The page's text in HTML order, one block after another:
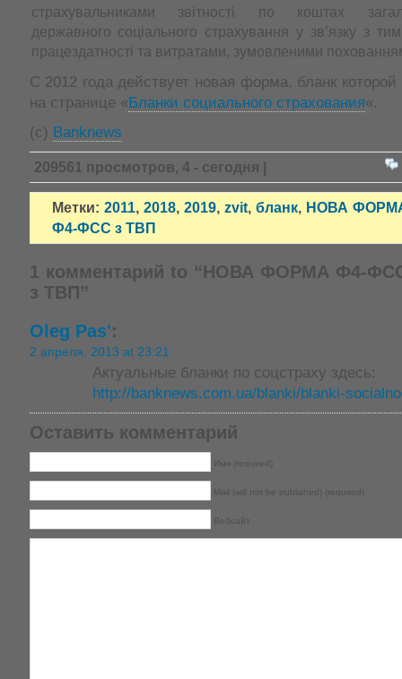
страхувальниками звітності по коштах
державного соціального страхування у зв’язку з
працездатності та витратами, зумовленими
С 2012 года действует новая форма, бланк
на странице «Бланки социального страхования«.
(с) Banknews
209561 просмотров, 4 - сегодня |
Метки: 2011, 2018, 2019, zvit,бланк, НОВА
Ф4-ФСС з ТВП
1 комментарий to “НОВА ФОРМА Ф4-
з ТВП”
Oleg Pas':
2 апреля, 2013 at 23:21
Актуальные бланки по соцстраху здесь:
http://banknews.com.ua/blanki/blanki-
Оставить комментарий
Имя (required)
Mail (will not be published) (required)
Вебсайт